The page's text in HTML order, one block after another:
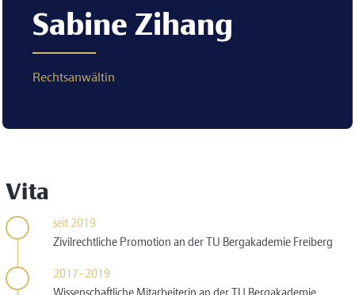
Sabine Zihang
Rechtsanwältin
Vita
seit 2019
Zivilrechtliche Promotion an der TU Bergakademie Freiberg
2017–2019